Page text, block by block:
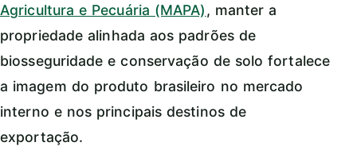
Agricultura e Pecuária (MAPA), manter a
propriedade alinhada aos padrões de
biosseguridade e conservação de solo fortalece
a imagem do produto brasileiro no mercado
interno e nos principais destinos de
exportação.